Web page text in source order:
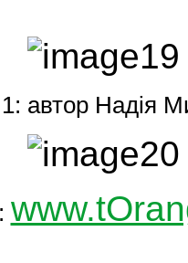
автор Надія